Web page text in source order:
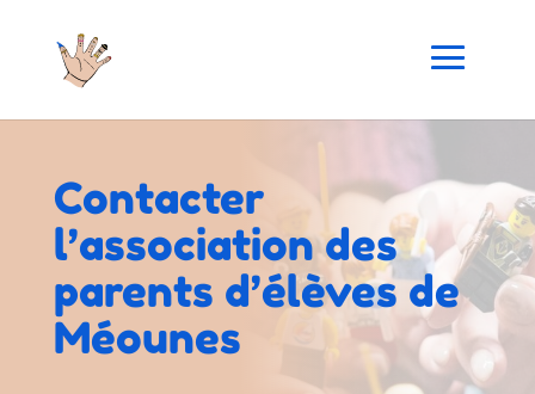
Contacter
l’association des
parents d’élèves de
Méounes